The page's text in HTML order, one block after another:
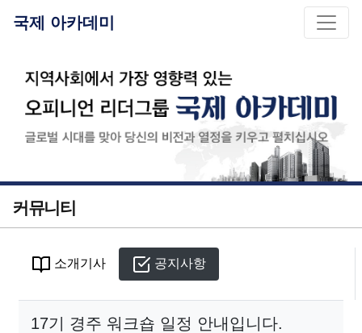
국제 아카데미
커뮤니티
소개기사 공지사항
17기 경주 워크숍 일정 안내입니다.